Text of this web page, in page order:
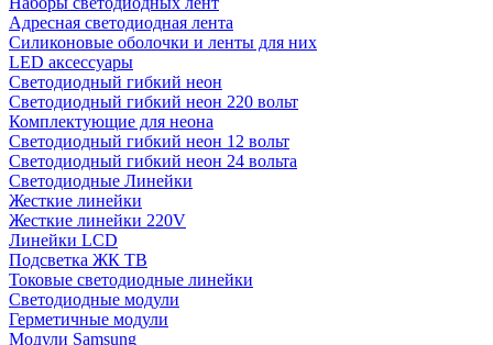
Адресная светодиодная лента
Силиконовые оболочки и ленты для них
LED аксессуары
Светодиодный гибкий неон
Светодиодный гибкий неон 220 вольт
Комплектующие для неона
Светодиодный гибкий неон 12 вольт
Светодиодный гибкий неон 24 вольта
Светодиодные Линейки
Жесткие линейки
Жесткие линейки 220V
Линейки LCD
Подсветка ЖК ТВ
Токовые светодиодные линейки
Светодиодные модули
Герметичные модули
Модули Samsung